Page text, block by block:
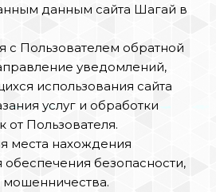
данным сайта Шагай в
с Пользователем обратной
уведомлений,
использования сайта
услуг и обработки
от Пользователя.
места нахождения
обеспечения безопасности,